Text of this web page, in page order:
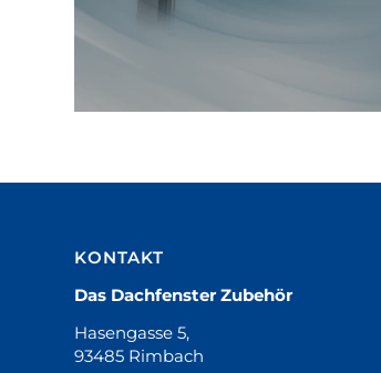
KONTAKT
Das Dachfenster Zubehör
Hasengasse 5,
93485 Rimbach